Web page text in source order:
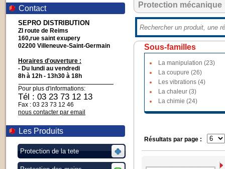
Contact
SEPRO DISTRIBUTION
ZI route de Reims
160,rue saint exupery
02200 Villeneuve-Saint-Germain
Horaires d'ouverture :
- Du lundi au vendredi
8h à 12h - 13h30 à 18h
Pour plus d'informations:
Tél : 03 23 73 12 13
Fax : 03 23 73 12 46
nous contacter par email
Les Produits
Protection de la tete
Protection mécanique
Sous-familles
La manipulation (23)
La coupure (26)
Les vibrations (4)
La chaleur (3)
La chimie (24)
Résultats par page :